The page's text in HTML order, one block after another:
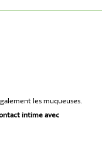
les muqueuses.
intime avec